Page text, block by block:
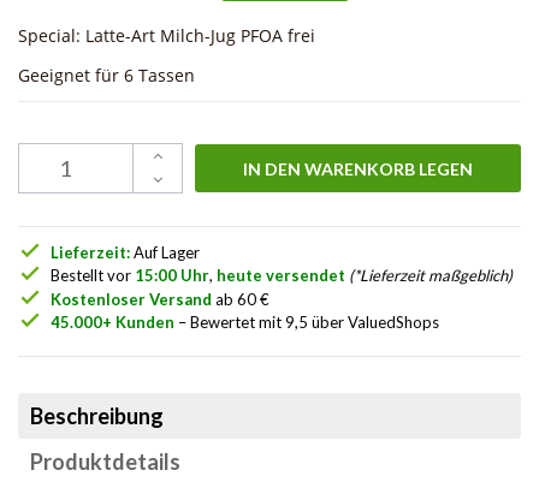
Special: Latte-Art Milch-Jug PFOA frei
Geeignet für 6 Tassen
IN DEN WARENKORB LEGEN
check Lieferzeit:Auf Lager
check Bestellt vor 15:00 Uhr, heute versendet (*Lieferzeit maßgeblich)
check Kostenloser Versand ab 60 €
check 45.000+ Kunden – Bewertet mit 9,5 über ValuedShops
Beschreibung
Produktdetails